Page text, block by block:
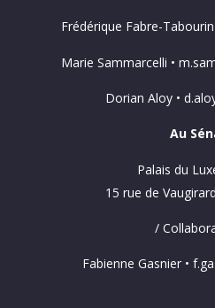
Frédérique Fabre-
Marie Sammarcelli •
Dorian Aloy •
Au
Palais du
15 rue de
/
Fabienne Gasnier •